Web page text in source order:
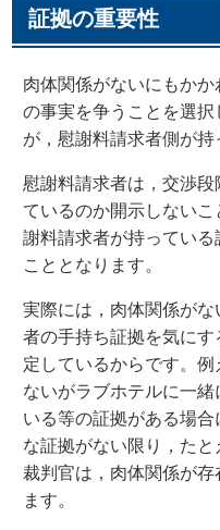
証拠の重要性
肉体関係がないにもか
の事実を争うことを選
が，慰謝料請求者側が持
慰謝料請求者は，交渉
ているのか開示しない
謝料請求者が持ってい
こととなります。
実際には，肉体関係が
者の手持ち証拠を気に
定しているからです。
ないがラブホテルに一
いる等の証拠がある場
な証拠がない限り，た
裁判官は，肉体関係が
ます。